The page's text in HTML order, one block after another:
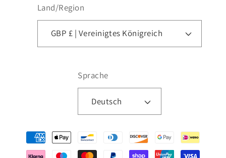
Land/Region
GBP £ | Vereinigtes Königreich
Sprache
Deutsch
Zahlungsmethoden